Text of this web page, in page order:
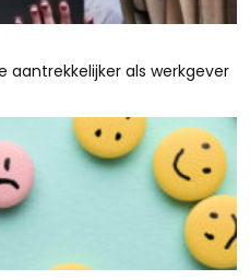
aantrekkelijker als werkgever